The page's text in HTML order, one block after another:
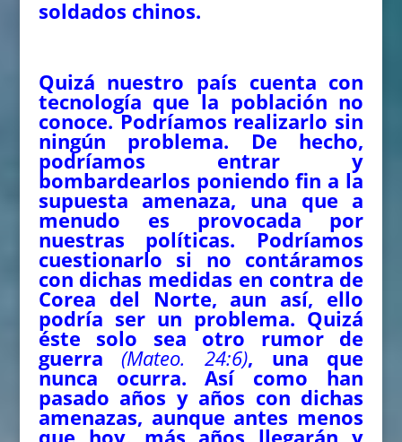
soldados chinos.
Quizá nuestro país cuenta con
tecnología que la población no
conoce. Podríamos realizarlo sin
ningún problema. De hecho,
podríamos entrar y
bombardearlos poniendo fin a la
supuesta amenaza, una que a
menudo es provocada por
nuestras políticas. Podríamos
cuestionarlo si no contáramos
con dichas medidas en contra de
Corea del Norte, aun así, ello
podría ser un problema. Quizá
éste solo sea otro rumor de
guerra (Mateo. 24:6), una que
nunca ocurra. Así como han
pasado años y años con dichas
amenazas, aunque antes menos
que hoy, más años llegarán y